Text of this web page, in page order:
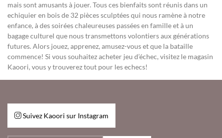
mais sont amusants à jouer. Tous ces bienfaits sont réunis dans un
echiquier en bois de 32 pièces sculptées qui nous ramène à notre
enfance, à des soirées chaleureuses passées en famille et à un
bagage culturel que nous transmettons volontiers aux générations
futures. Alors jouez, apprenez, amusez-vous et que la bataille
commence! Si vous souhaitez acheter jeu d’échec, visitez le magasin
Kaoori, vous y trouverez tout pour les echecs!
Suivez Kaoori sur Instagram